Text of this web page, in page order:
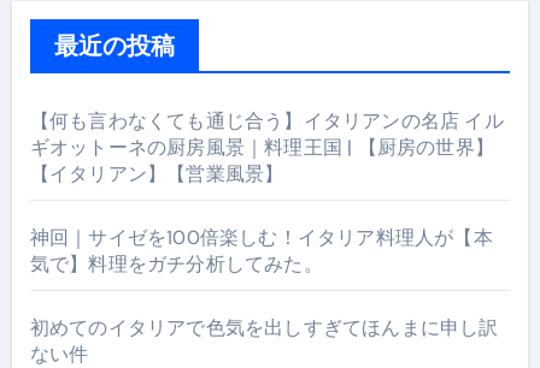
最近の投稿
【何も言わなくても通じ合う】イタリアンの名店 イル
ギオットーネの厨房風景｜料理王国 | 【厨房の世界】
【イタリアン】【営業風景】
神回｜サイゼを100倍楽しむ！イタリア料理人が【本
気で】料理をガチ分析してみた。
初めてのイタリアで色気を出しすぎてほんまに申し訳
ない件